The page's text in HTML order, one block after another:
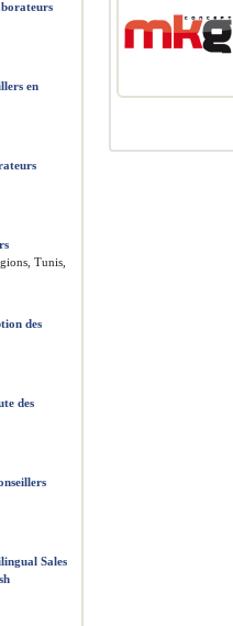
en
Tunis,
des
des
Sales